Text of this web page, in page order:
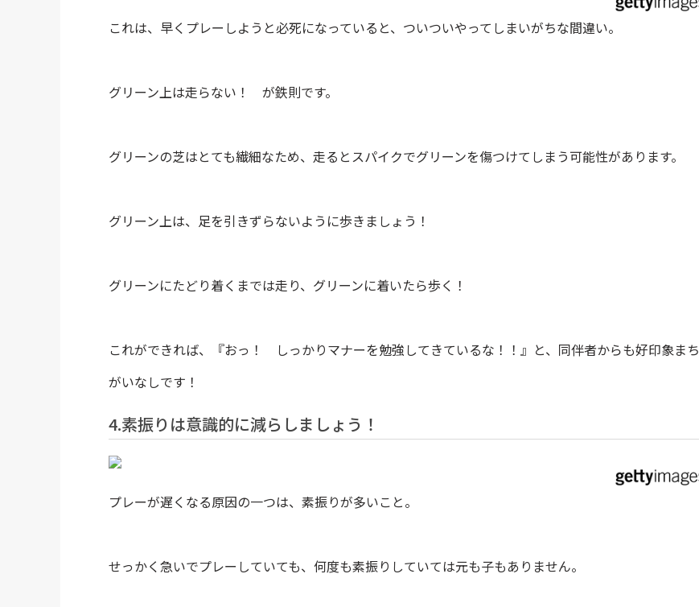
これは、早くプレーしようと必死になっていると、ついついやってしまいがちな間違い。
グリーン上は走らない！ が鉄則です。
グリーンの芝はとても繊細なため、走るとスパイクでグリーンを傷つけてしまう可能性があります。
グリーン上は、足を引きずらないように歩きましょう！
グリーンにたどり着くまでは走り、グリーンに着いたら歩く！
これができれば、『おっ！ しっかりマナーを勉強してきているな！！』と、同伴者からも好印象まち
がいなしです！
4.素振りは意識的に減らしましょう！
プレーが遅くなる原因の一つは、素振りが多いこと。
せっかく急いでプレーしていても、何度も素振りしていては元も子もありません。